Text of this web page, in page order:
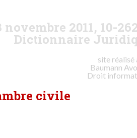
novembre 2011, 10-
Dictionnaire
site réalisé
Baumann
Droit
civile